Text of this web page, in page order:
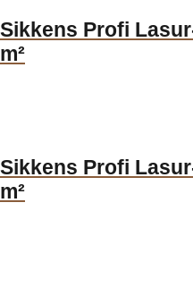
Sikkens Profi
m²
Sikkens Profi
m²